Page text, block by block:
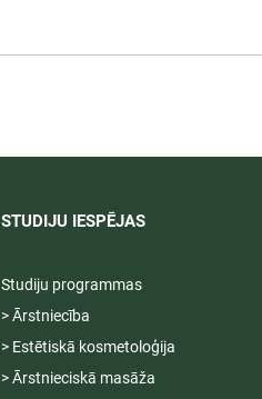
STUDIJU IESPĒJAS
Studiju programmas
> Ārstniecība
> Estētiskā kosmetoloģija
> Ārstnieciskā masāža